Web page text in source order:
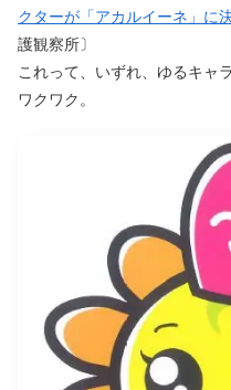
クターが「アカルイーネ」に
護観察所〕
これって、いずれ、ゆるキャ
ワクワク。